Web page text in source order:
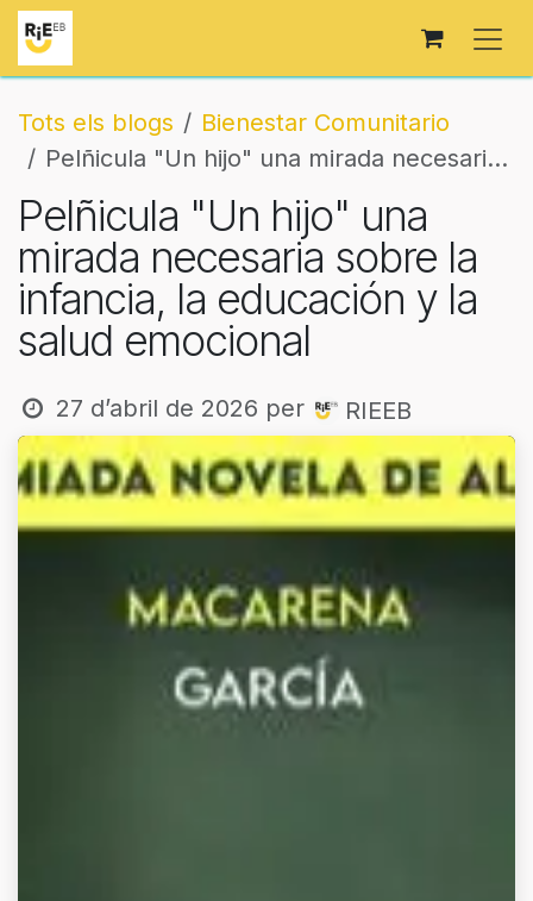
Skip to Content
Tots els blogs
Bienestar Comunitario
Pelñicula "Un hijo" una mirada necesaria sobre la infancia, la educación y la salud emocional
Pelñicula "Un hijo" una
mirada necesaria sobre la
infancia, la educación y la
salud emocional
27 d’abril de 2026 per RIEEB